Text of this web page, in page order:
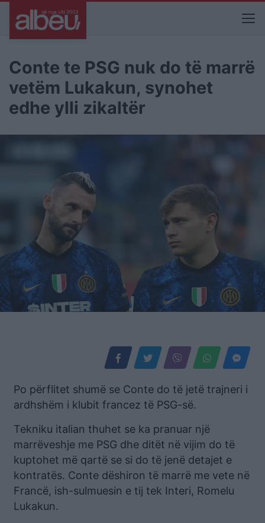
Conte te PSG nuk do të marrë
vetëm Lukakun, synohet
edhe ylli zikaltër
Po përflitet shumë se Conte do të jetë trajneri i
ardhshëm i klubit francez të PSG-së.
Tekniku italian thuhet se ka pranuar një
marrëveshje me PSG dhe ditët në vijim do të
kuptohet më qartë se si do të jenë detajet e
kontratës. Conte dëshiron të marrë me vete në
Francë, ish-sulmuesin e tij tek Interi, Romelu
Lukakun.